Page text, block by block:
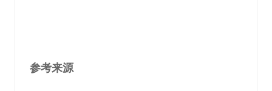
参考来源